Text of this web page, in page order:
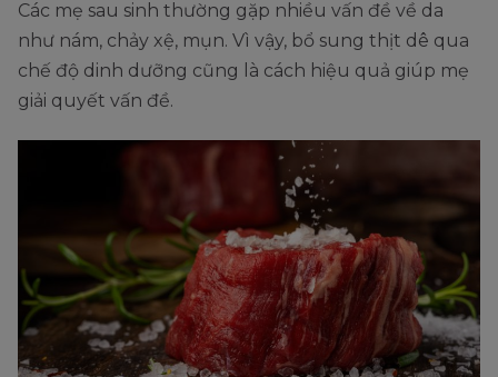
Các mẹ sau sinh thường gặp nhiều vấn đề về da
như nám, chảy xệ, mụn. Vì vậy, bổ sung thịt dê qua
chế độ dinh dưỡng cũng là cách hiệu quả giúp mẹ
giải quyết vấn đề.